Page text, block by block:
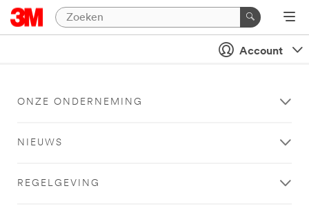
Account
ONZE ONDERNEMING
NIEUWS
REGELGEVING